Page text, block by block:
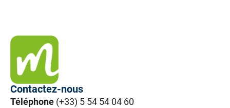
Contactez-nous
Téléphone (+33) 5 54 54 04 60